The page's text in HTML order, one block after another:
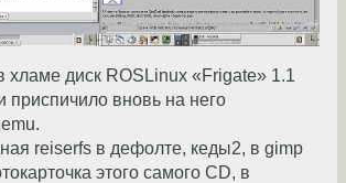
хламе диск ROSLinux «Frigate» 1.1
приспичило вновь на него
reiserfs в дефолте, кеды2, в gimp
этого самого CD, в